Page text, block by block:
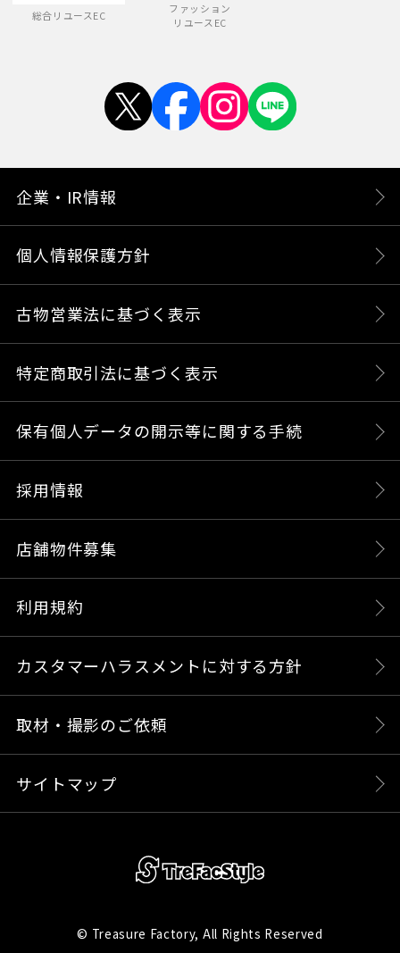
総合リユースEC
ファッション
リユースEC
企業・IR情報
個人情報保護方針
古物営業法に基づく表示
特定商取引法に基づく表示
保有個人データの開示等に関する手続
採用情報
店舗物件募集
利用規約
カスタマーハラスメントに対する方針
取材・撮影のご依頼
サイトマップ
© Treasure Factory, All Rights Reserved